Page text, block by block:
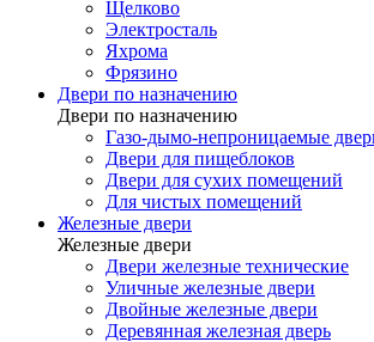
Щелково
Электросталь
Яхрома
Фрязино
Двери по назначению
Двери по назначению
Газо-дымо-непроницаемые
Двери для пищеблоков
Двери для сухих помещений
Для чистых помещений
Железные двери
Железные двери
Двери железные технические
Уличные железные двери
Двойные железные двери
Деревянная железная дверь